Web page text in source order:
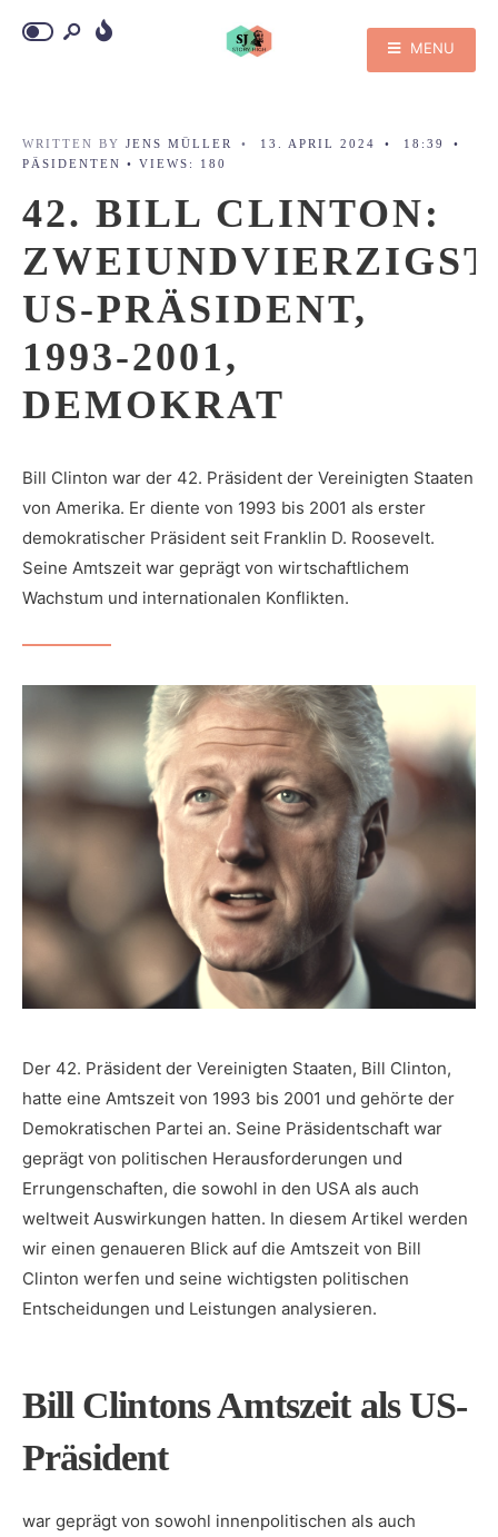
MENU
WRITTEN BY JENS MÜLLER • 13. APRIL 2024 • 18:39
•
PÄSIDENTEN • VIEWS: 180
42. BILL CLINTON:
US-PRÄSIDENT,
1993-2001,
DEMOKRAT
Bill Clinton war der 42. Präsident der Vereinigten Staaten
von Amerika. Er diente von 1993 bis 2001 als erster
demokratischer Präsident seit Franklin D. Roosevelt.
Seine Amtszeit war geprägt von wirtschaftlichem
Wachstum und internationalen Konflikten.
Der 42.‍ Präsident der Vereinigten Staaten, Bill Clinton,‌
hatte eine Amtszeit ‌von 1993 bis 2001 und ‍gehörte der
⁢Demokratischen Partei an. Seine Präsidentschaft war
⁤geprägt‌ von ⁤politischen ‍Herausforderungen und
Errungenschaften, die sowohl ‌in den USA‌ als auch
weltweit Auswirkungen⁤ hatten. In ‌diesem Artikel‍ werden
wir einen genaueren ‌Blick auf die‌ Amtszeit von ⁢Bill
⁢Clinton werfen und seine wichtigsten politischen‌
Entscheidungen und ⁢Leistungen analysieren.
Bill ⁤Clintons Amtszeit als US-
Präsident
war geprägt⁣ von ⁢sowohl innenpolitischen ⁣als auch